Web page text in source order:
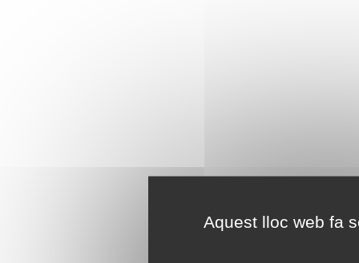
Aquest lloc web fa